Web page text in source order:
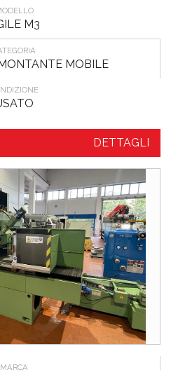
M3
MOBILE
DETTAGLI
MARCA